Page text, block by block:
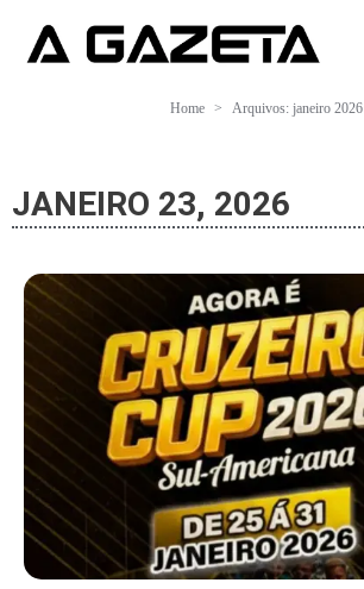
Home Arquivos: janeiro 2026
JANEIRO 23, 2026